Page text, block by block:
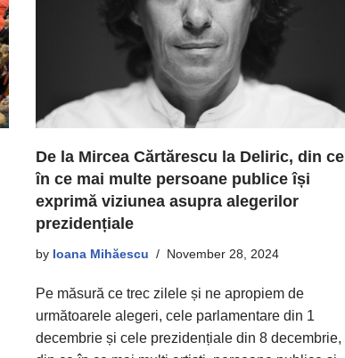
De la Mircea Cărtărescu la Deliric, din ce
în ce mai multe persoane publice își
exprimă viziunea asupra alegerilor
prezidențiale
by Ioana Mihăescu November 28, 2024
Pe măsură ce trec zilele și ne apropiem de
următoarele alegeri, cele parlamentare din 1
decembrie și cele prezidențiale din 8 decembrie,